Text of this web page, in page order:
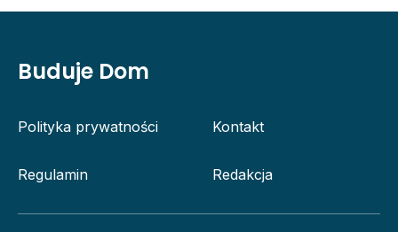
Buduje Dom
Polityka prywatności Kontakt
Regulamin Redakcja